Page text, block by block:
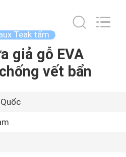
Teak tấm
giả gỗ EVA
vết bẩn